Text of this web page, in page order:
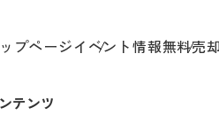
プページイベント情報無料売
テンツ